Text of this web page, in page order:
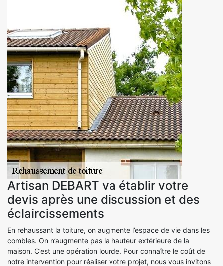
Artisan DEBART va établir votre
devis après une discussion et des
éclaircissements
En rehaussant la toiture, on augmente l’espace de vie dans les
combles. On n’augmente pas la hauteur extérieure de la
maison. C’est une opération lourde. Pour connaître le coût de
notre intervention pour réaliser votre projet, nous vous invitons